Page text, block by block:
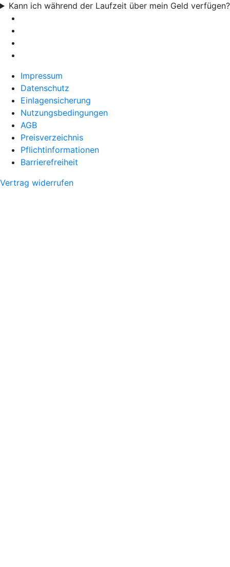
Kann ich während der Laufzeit über mein Geld verfügen?
Impressum
Datenschutz
Einlagensicherung
Nutzungsbedingungen
AGB
Preisverzeichnis
Pflichtinformationen
Barrierefreiheit
Vertrag widerrufen